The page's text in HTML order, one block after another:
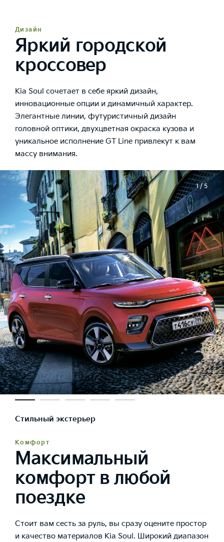
Дизайн
Яркий городской
кроссовер
Kia Soul сочетает в себе яркий дизайн,
инновационные опции и динамичный характер.
Элегантные линии, футуристичный дизайн
головной оптики, двухцветная окраска кузова и
уникальное исполнение GT Line привлекут к вам
массу внимания.
Стильный экстерьер
1 / 5
Комфорт
Максимальный
комфорт в любой
поездке
Стоит вам сесть за руль, вы сразу оцените простор
и качество материалов Kia Soul. Широкий диапазон